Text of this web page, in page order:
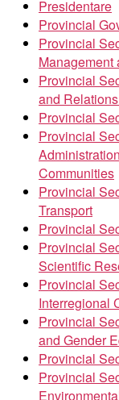
Presidentare
Provincial
Provincial
Management
Provincial
and
Provincial
Provincial
Communities
Provincial
Transport
Provincial
Provincial
Scientific
Provincial
Interregional
Provincial
and Gender
Provincial
Provincial